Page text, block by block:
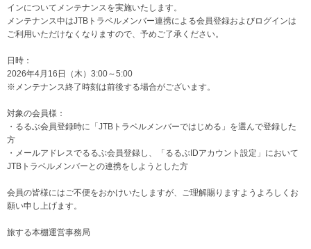
インについてメンテナンスを実施いたします。
メンテナンス中はJTBトラベルメンバー連携による会員登録およびログインは
ご利用いただけなくなりますので、予めご了承ください。
日時：
2026年4月16日（木）3:00～5:00
※メンテナンス終了時刻は前後する場合がございます。
対象の会員様：
・るるぶ会員登録時に「JTBトラベルメンバーではじめる」を選んで登録した
方
・メールアドレスでるるぶ会員登録し、「るるぶIDアカウント設定」において
JTBトラベルメンバーとの連携をしようとした方
会員の皆様にはご不便をおかけいたしますが、ご理解賜りますようよろしくお
願い申し上げます。
旅する本棚運営事務局